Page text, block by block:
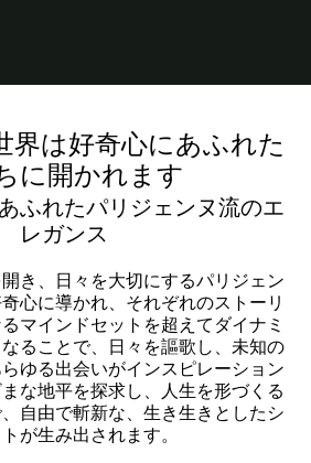
界は好奇心にあふれた
に開かれます
ふれたパリジェンヌ流のエ
レガンス
き、日々を大切にするパリジェン
心に導かれ、それぞれのストーリ
マインドセットを超えてダイナミ
ることで、日々を謳歌し、未知の
ゆる出会いがインスピレーション
な地平を探求し、人生を形づくる
自由で斬新な、生き生きとしたシ
が生み出されます。